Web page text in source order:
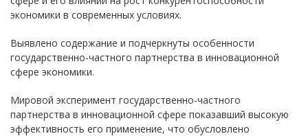
экономики в современных условиях.
Выявлено содержание и подчеркнуты особенности
государственно-частного партнерства в инновационной
сфере экономики.
Мировой эксперимент государственно-частного
партнерства в инновационной сфере показавший высокую
эффективность его применение, что обусловлено